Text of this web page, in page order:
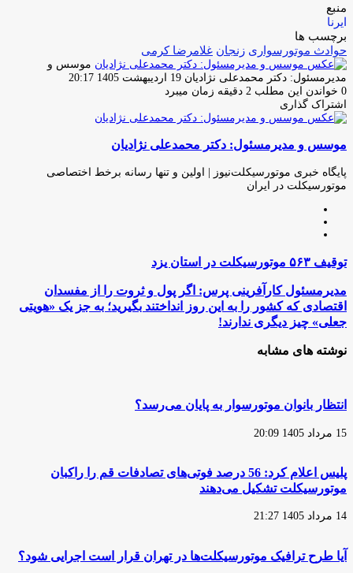
منبع
ایرنا
برچسب ها
حوادث موتورسواری زنجان غلامرضا کرمی
موسس و
مدیرمسئول: دکتر محمدعلی نژادیان ارسال
ایمیل
19 اردیبهشت 1405 20:17
0 خواندن این مطلب 2 دقیقه زمان میبرد
اشتراک گذاری
فیس
توئیتر
لینکدین
واتس
تلگرام
اشتراک
از
ایمیل
چاپ
موسس و مدیرمسئول: دکتر محمدعلی نژادیان
پایگاه خبری موتورسیکلت‌نیوز | اولین و تنها رسانه برخط اختصاصی
موتورسیکلت در ایران
توقیف
۵۶۳
موتورسیکلت
در
استان
یزد
توقیف ۵۶۳ موتورسیکلت در استان یزد
مدیرمسئول
کارآفرینی
پرس:
اگر
و
از
مفسدان
که
به
این
انداختند
جز
مدیرمسئول کارآفرینی پرس: اگر پول و ثروت را از مفسدان
اقتصادی که کشور را به این روز انداختند بگیرید؛ به جز یک «هویتی
جعلی» چیز دیگری ندارند!
نوشته های مشابه
انتظار بانوان موتورسوار به پایان می‌رسد؟
15 مرداد 1405 20:09
پلیس اعلام کرد: 56 درصد فوتی‌های تصادفات قم را راکبان
موتورسیکلت تشکیل می‌دهند
14 مرداد 1405 21:27
آیا طرح ترافیک موتورسیکلت‌ها در تهران قرار است اجرایی شود؟